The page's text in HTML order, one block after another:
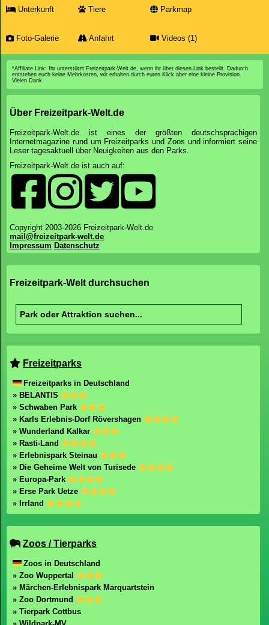
Unterkunft Tiere Parkmap
Foto-Galerie Anfahrt Videos (1)
*Affiliate Link: Ihr unterstützt Freizeitpark-Welt.de, wenn ihr über diesen Link bestellt. Dadurch
entstehen euch keine Mehrkosten, wir erhalten durch euren Klick aber eine kleine Provision.
Vielen Dank.
Über Freizeitpark-Welt.de
Freizeitpark-Welt.de ist eines der größten deutschsprachigen
Internetmagazine rund um Freizeitparks und Zoos und informiert seine
Leser tagesaktuell über Neuigkeiten aus den Parks.
Freizeitpark-Welt.de ist auch auf:
Copyright 2003-2026 Freizeitpark-Welt.de
mail@freizeitpark-welt.de
Impressum Datenschutz
Freizeitpark-Welt durchsuchen
Freizeitparks
Freizeitparks in Deutschland
» BELANTIS
» Schwaben Park
» Karls Erlebnis-Dorf Rövershagen
» Wunderland Kalkar
» Rasti-Land
» Erlebnispark Steinau
» Die Geheime Welt von Turisede
» Europa-Park
» Erse Park Uetze
» Irrland
Zoos / Tierparks
Zoos in Deutschland
» Zoo Wuppertal
» Märchen-Erlebnispark Marquartstein
» Zoo Dortmund
» Tierpark Cottbus